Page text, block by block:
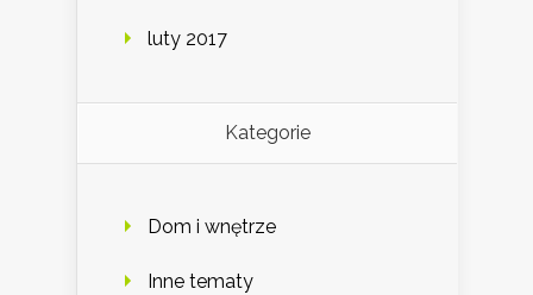
luty 2017
Kategorie
Dom i wnętrze
Inne tematy